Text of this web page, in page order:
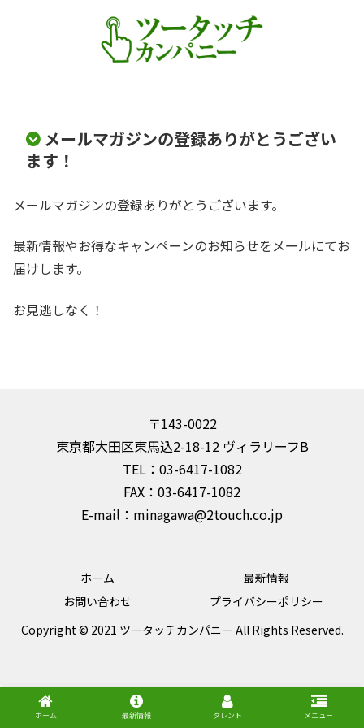
メールマガジンの登録ありがとうござい
ます！
メールマガジンの登録ありがとうございます。
最新情報やお得なキャンペーンのお知らせをメールにてお
届けします。
お見逃しなく！
〒143-0022
東京都大田区東馬込2-18-12 ヴィラリーフB
TEL：03-6417-1082
FAX：03-6417-1082
E-mail：minagawa@2touch.co.jp
ホーム
最新情報
お問い合わせ
プライバシーポリシー
Copyright © 2021 ツータッチカンパニー All Rights Reserved.
ホーム 最新情報 タレント メニュー